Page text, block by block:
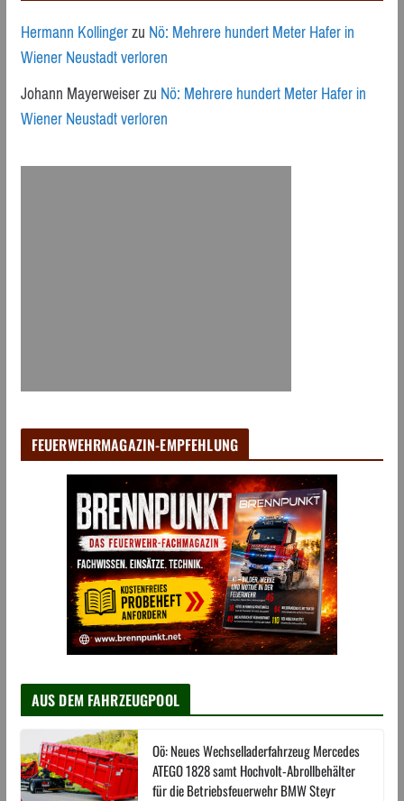
Hermann KollingerzuNö: Mehrere hundert Meter Hafer in
Wiener Neustadt verloren
Johann MayerweiserzuNö: Mehrere hundert Meter Hafer in
Wiener Neustadt verloren
FEUERWEHRMAGAZIN-EMPFEHLUNG
AUS DEM FAHRZEUGPOOL
Oö: Neues Wechselladerfahrzeug Mercedes
ATEGO 1828 samt Hochvolt-Abrollbehälter
für die Betriebsfeuerwehr BMW Steyr